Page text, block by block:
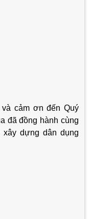
cảm ơn đến Quý
đã đồng hành cùng
xây dựng dân dụng